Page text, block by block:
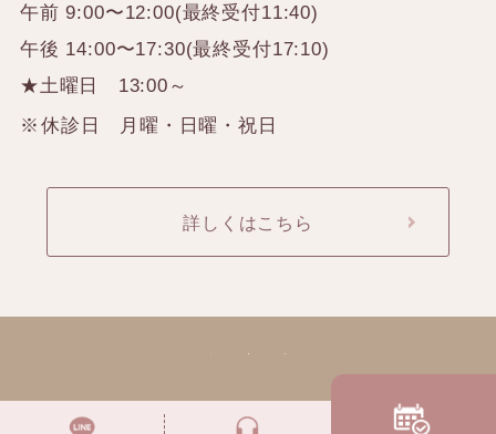
午前 9:00〜12:00(最終受付11:40)
午後 14:00〜17:30(最終受付17:10)
★土曜日 13:00～
休診日 月曜・日曜・祝日
詳しくはこちら